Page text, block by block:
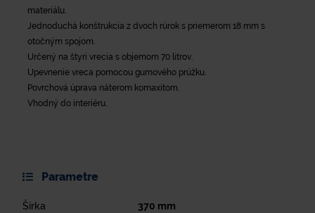
materiálu.
Jednoduchá konštrukcia z dvoch rúrok s priemerom 18 mm s
otočným spojom.
Určený na štyri vrecia s objemom 70 litrov.
Upevnenie vreca pomocou gumového prúžku.
Povrchová úprava náterom komaxitom.
Vhodný do interiéru.
Parametre
Šírka 370 mm